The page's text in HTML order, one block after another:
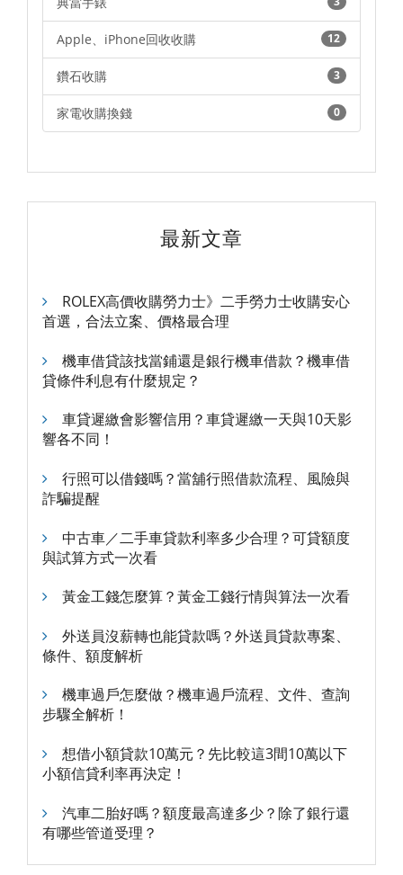
12
Apple、iPhone回收收購
3
鑽石收購
0
家電收購換錢
最新文章
ROLEX高價收購勞力士》二手勞力士收購安心
首選，合法立案、價格最合理
機車借貸該找當鋪還是銀行機車借款？機車借
貸條件利息有什麼規定？
車貸遲繳會影響信用？車貸遲繳一天與10天影
響各不同！
行照可以借錢嗎？當舖行照借款流程、風險與
詐騙提醒
中古車／二手車貸款利率多少合理？可貸額度
與試算方式一次看
黃金工錢怎麼算？黃金工錢行情與算法一次看
外送員沒薪轉也能貸款嗎？外送員貸款專案、
條件、額度解析
機車過戶怎麼做？機車過戶流程、文件、查詢
步驟全解析！
想借小額貸款10萬元？先比較這3間10萬以下
小額信貸利率再決定！
汽車二胎好嗎？額度最高達多少？除了銀行還
有哪些管道受理？